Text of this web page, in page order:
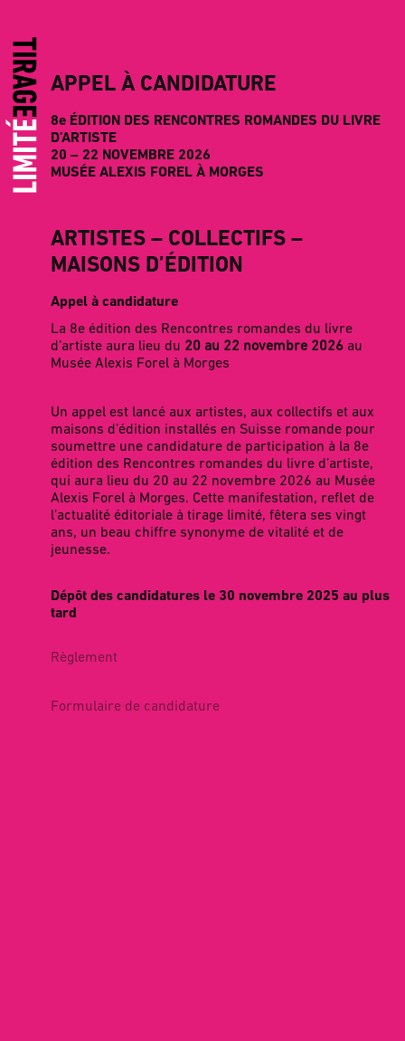
APPEL À CANDIDATURE
8e ÉDITION DES RENCONTRES ROMANDES DU LIVRE
D’ARTISTE
20 – 22 NOVEMBRE 2026
MUSÉE ALEXIS FOREL À MORGES
ARTISTES – COLLECTIFS –
MAISONS D’ÉDITION
Appel à candidature
La 8e édition des Rencontres romandes du livre
d’artiste aura lieu du 20 au 22 novembre 2026 au
Musée Alexis Forel à Morges
Un appel est lancé aux artistes, aux collectifs et aux
maisons d’édition installés en Suisse romande pour
soumettre une candidature de participation à la 8e
édition des Rencontres romandes du livre d’artiste,
qui aura lieu du 20 au 22 novembre 2026 au Musée
Alexis Forel à Morges. Cette manifestation, reflet de
l’actualité éditoriale à tirage limité, fêtera ses vingt
ans, un beau chiffre synonyme de vitalité et de
jeunesse.
Dépôt des candidatures le 30 novembre 2025 au plus
tard
Règlement
Formulaire de candidature